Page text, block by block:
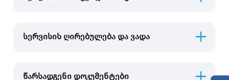
სერვისის ღირებულება და ვადა
წარსადგენი დოკუმენტები